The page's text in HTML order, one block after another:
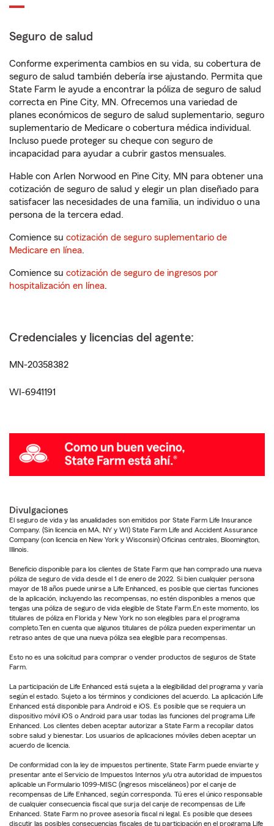
Seguro de salud
Conforme experimenta cambios en su vida, su cobertura de
seguro de salud también debería irse ajustando. Permita que
State Farm le ayude a encontrar la póliza de seguro de salud
correcta en Pine City, MN. Ofrecemos una variedad de
planes económicos de seguro de salud suplementario, seguro
suplementario de Medicare o cobertura médica individual.
Incluso puede proteger su cheque con seguro de
incapacidad para ayudar a cubrir gastos mensuales.
Hable con Arlen Norwood en Pine City, MN para obtener una
cotización de seguro de salud y elegir un plan diseñado para
satisfacer las necesidades de una familia, un individuo o una
persona de la tercera edad.
Comience su cotización de seguro suplementario de
Medicare en línea.
Comience su cotización de seguro de ingresos por
hospitalización en línea.
Credenciales y licencias del agente:
MN-20358382
WI-6941191
Divulgaciones
El seguro de vida y las anualidades son emitidos por State Farm Life Insurance
Company. (Sin licencia en MA, NY y WI) State Farm Life and Accident Assurance
Company (con licencia en New York y Wisconsin) Oficinas centrales, Bloomington,
Illinois.
Beneficio disponible para los clientes de State Farm que han comprado una nueva
póliza de seguro de vida desde el 1 de enero de 2022. Si bien cualquier persona
mayor de 18 años puede unirse a Life Enhanced, es posible que ciertas funciones
de la aplicación, incluyendo las recompensas, no estén disponibles a menos que
tengas una póliza de seguro de vida elegible de State Farm.En este momento, los
titulares de póliza en Florida y New York no son elegibles para el programa
completo.Ten en cuenta que algunos titulares de póliza pueden experimentar un
retraso antes de que una nueva póliza sea elegible para recompensas.
Esto no es una solicitud para comprar o vender productos de seguros de State
Farm.
La participación de Life Enhanced está sujeta a la elegibilidad del programa y varía
según el estado. Sujeto a los términos y condiciones del acuerdo. La aplicación Life
Enhanced está disponible para Android e iOS. Es posible que se requiera un
dispositivo móvil iOS o Android para usar todas las funciones del programa Life
Enhanced. Los clientes deben aceptar autorizar a State Farm a recopilar datos
sobre salud y bienestar. Los usuarios de aplicaciones móviles deben aceptar un
acuerdo de licencia.
De conformidad con la ley de impuestos pertinente, State Farm puede enviarte y
presentar ante el Servicio de Impuestos Internos y/u otra autoridad de impuestos
aplicable un Formulario 1099-MISC (ingresos misceláneos) por el canje de
recompensas de Life Enhanced, según corresponda. Tú eres el único responsable
de cualquier consecuencia fiscal que surja del canje de recompensas de Life
Enhanced. State Farm no provee asesoría fiscal ni legal. Es posible que desees
discutir las posibles consecuencias fiscales de tu participación en el programa Life